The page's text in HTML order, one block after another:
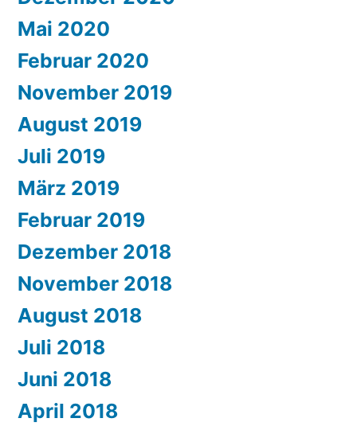
Mai 2020
Februar 2020
November 2019
August 2019
Juli 2019
März 2019
Februar 2019
Dezember 2018
November 2018
August 2018
Juli 2018
Juni 2018
April 2018